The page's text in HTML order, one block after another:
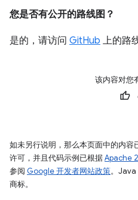
您是否有公开的路线图？
是的，请访问 GitHub 上的路
该内容对您
如未另行说明，那么本页面中的内容
许可，并且代码示例已根据Apache
参阅 Google 开发者网站政策。Java
商标。